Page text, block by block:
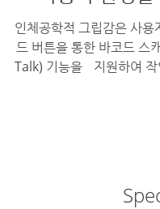
인체공학적 그립감은 사
드 버튼을 통한 바코드
Talk) 기능을 지원하여